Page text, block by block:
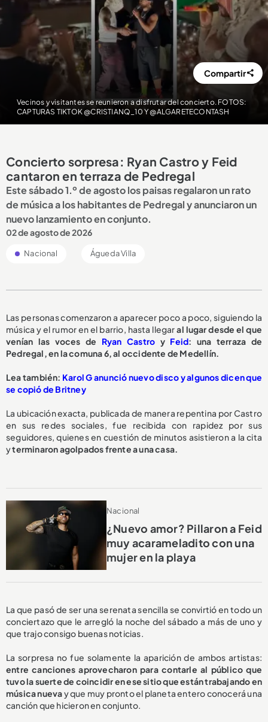
Vecinos y visitantes se reunieron a disfrutar del concierto. FOTOS:
CAPTURAS TIKTOK @CRISTIANQ_10 Y @ALGARETECONTASH
Compartir
Concierto sorpresa: Ryan Castro y Feid
cantaron en terraza de Pedregal
Este sábado 1.º de agosto los paisas regalaron un rato
de música a los habitantes de Pedregal y anunciaron un
nuevo lanzamiento en conjunto.
02 de agosto de 2026
Nacional Águeda Villa
Las personas comenzaron a aparecer poco a poco, siguiendo la
música y el rumor en el barrio, hasta llegaral lugar desde el que
venían las voces de Ryan Castro y Feid: una terraza de
Pedregal, en la comuna 6, al occidente de Medellín.
Lea también: Karol G anunció nuevo disco y algunos dicen que
se copió de Britney
La ubicación exacta, publicada de manera repentina por Castro
en sus redes sociales, fue recibida con rapidez por sus
seguidores, quienes en cuestión de minutos asistieron a la cita
yterminaron agolpados frente a una casa.
Nacional
¿Nuevo amor? Pillaron a Feid
muy acarameladito con una
mujer en la playa
La que pasó de ser una serenata sencilla se convirtió en todo un
conciertazo que le arregló la noche del sábado a más de uno y
que trajo consigo buenas noticias.
La sorpresa no fue solamente la aparición de ambos artistas:
entre canciones aprovecharon para contarle al público que
tuvo la suerte de coincidir en ese sitio que están trabajando en
música nuevay que muy pronto el planeta entero conocerá una
canción que hicieron en conjunto.